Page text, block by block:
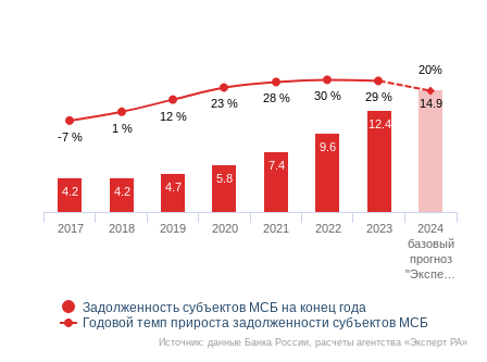
4.2 4.2 4.7
5.8
7.4
9.6
12.4
14.9
-7 %
1 %
12 %
23 % 28 % 30 % 29 %
20%
Задолженность субъектов МСБ на конец года
Годовой темп прироста задолженности субъектов МСБ
2017 2018 2019 2020 2021 2022 2023
2024
базовый
прогноз
"Экспе…
Источник: данные Банка России, расчеты агентства «Эксперт РА»